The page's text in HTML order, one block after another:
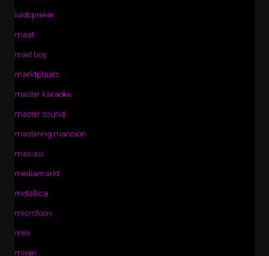
luidspreker
maat
mad boy
marktplaats
master karaoke
master sound
mastering mansion
maxiaxi
mediamarkt
metallica
microfoon
mini
mixen